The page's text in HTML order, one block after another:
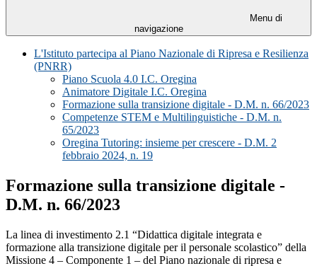
Menu di
navigazione
L'Istituto partecipa al Piano Nazionale di Ripresa e Resilienza
(PNRR)
Piano Scuola 4.0 I.C. Oregina
Animatore Digitale I.C. Oregina
Formazione sulla transizione digitale - D.M. n. 66/2023
Competenze STEM e Multilinguistiche - D.M. n.
65/2023
Oregina Tutoring: insieme per crescere - D.M. 2
febbraio 2024, n. 19
Formazione sulla transizione digitale -
D.M. n. 66/2023
La linea di investimento 2.1 “Didattica digitale integrata e
formazione alla transizione digitale per il personale scolastico” della
Missione 4 – Componente 1 – del Piano nazionale di ripresa e